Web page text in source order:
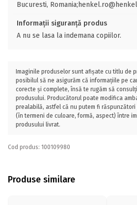
Bucuresti,
Informații siguranță produs
A nu se lasa la indemana copiilor.
Imaginile produselor sunt afișate cu titlu de
posibilul să ne asigurăm că informațiile pe
corecte și complete, însă te rugăm să
produsului. Producătorul poate modifica
prealabilă, astfel că nu putem fi
(în termeni de culoare, formă, aspect) între
produsului livrat.
Cod produs: 100109980
Produse similare